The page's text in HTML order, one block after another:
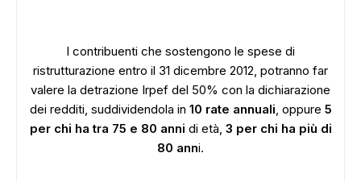
I contribuenti che sostengono le spese di
ristrutturazione entro il 31 dicembre 2012, potranno far
valere la detrazione Irpef del 50% con la dichiarazione
dei redditi, suddividendola in 10 rate annuali, oppure 5
per chi ha tra 75 e 80 anni di età, 3 per chi ha più di
80 anni.